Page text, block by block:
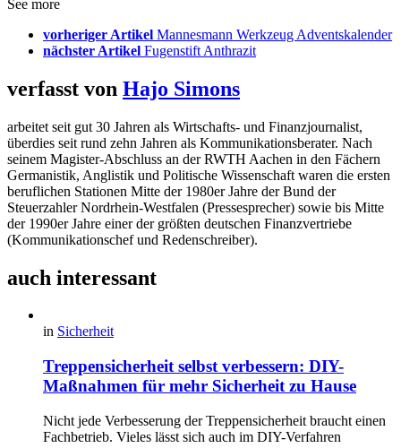
See more
vorheriger Artikel Mannesmann Werkzeug Adventskalender
nächster Artikel Fugenstift Anthrazit
verfasst von Hajo Simons
arbeitet seit gut 30 Jahren als Wirtschafts- und Finanzjournalist,
überdies seit rund zehn Jahren als Kommunikationsberater. Nach
seinem Magister-Abschluss an der RWTH Aachen in den Fächern
Germanistik, Anglistik und Politische Wissenschaft waren die ersten
beruflichen Stationen Mitte der 1980er Jahre der Bund der
Steuerzahler Nordrhein-Westfalen (Pressesprecher) sowie bis Mitte
der 1990er Jahre einer der größten deutschen Finanzvertriebe
(Kommunikationschef und Redenschreiber).
auch interessant
in Sicherheit
Treppensicherheit selbst verbessern: DIY-
Maßnahmen für mehr Sicherheit zu Hause
Nicht jede Verbesserung der Treppensicherheit braucht einen
Fachbetrieb. Vieles lässt sich auch im DIY-Verfahren